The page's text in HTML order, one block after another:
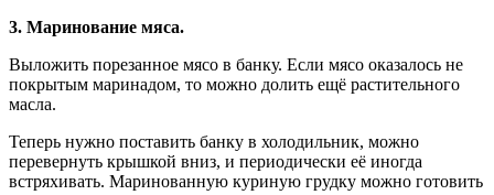
3. Маринование мяса.
Выложить порезанное мясо в банку. Если мясо оказалось не
покрытым маринадом, то можно долить ещё растительного
масла.
Теперь нужно поставить банку в холодильник, можно
перевернуть крышкой вниз, и периодически её иногда
встряхивать. Маринованную куриную грудку можно готовить